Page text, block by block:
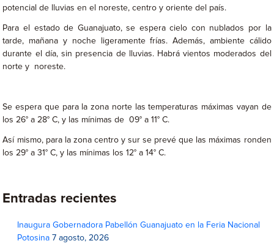
potencial de lluvias en el noreste, centro y oriente del país.
Para el estado de Guanajuato, se espera cielo con nublados por la
tarde, mañana y noche ligeramente frías. Además, ambiente cálido
durante el día, sin presencia de lluvias. Habrá vientos moderados del
norte y noreste.
Se espera que para la zona norte las temperaturas máximas vayan de
los 26° a 28° C, y las mínimas de 09° a 11° C.
Así mismo, para la zona centro y sur se prevé que las máximas ronden
los 29° a 31° C, y las mínimas los 12° a 14° C.
Entradas recientes
Inaugura Gobernadora Pabellón Guanajuato en la Feria Nacional
Potosina 7 agosto, 2026